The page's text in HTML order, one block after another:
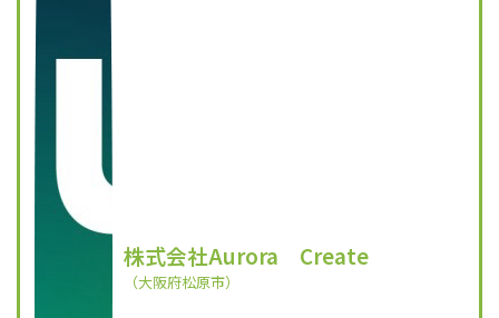
株式会社Aurora Create
（大阪府松原市）